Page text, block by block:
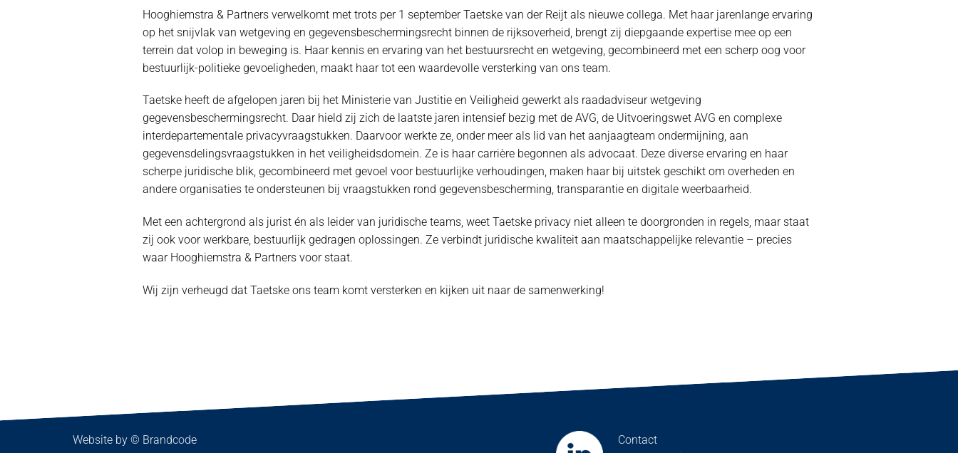
Hooghiemstra & Partners verwelkomt met trots per 1 september Taetske van der Reijt als nieuwe collega. Met haar jarenlange ervaring
op het snijvlak van wetgeving en gegevensbeschermingsrecht binnen de rijksoverheid, brengt zij diepgaande expertise mee op een
terrein dat volop in beweging is. Haar kennis en ervaring van het bestuursrecht en wetgeving, gecombineerd met een scherp oog voor
bestuurlijk-politieke gevoeligheden, maakt haar tot een waardevolle versterking van ons team.
Taetske heeft de afgelopen jaren bij het Ministerie van Justitie en Veiligheid gewerkt als raadadviseur wetgeving
gegevensbeschermingsrecht. Daar hield zij zich de laatste jaren intensief bezig met de AVG, de Uitvoeringswet AVG en complexe
interdepartementale privacyvraagstukken. Daarvoor werkte ze, onder meer als lid van het aanjaagteam ondermijning, aan
gegevensdelingsvraagstukken in het veiligheidsdomein. Ze is haar carrière begonnen als advocaat. Deze diverse ervaring en haar
scherpe juridische blik, gecombineerd met gevoel voor bestuurlijke verhoudingen, maken haar bij uitstek geschikt om overheden en
andere organisaties te ondersteunen bij vraagstukken rond gegevensbescherming, transparantie en digitale weerbaarheid.
Met een achtergrond als jurist én als leider van juridische teams, weet Taetske privacy niet alleen te doorgronden in regels, maar staat
zij ook voor werkbare, bestuurlijk gedragen oplossingen. Ze verbindt juridische kwaliteit aan maatschappelijke relevantie – precies
waar Hooghiemstra & Partners voor staat.
Wij zijn verheugd dat Taetske ons team komt versterken en kijken uit naar de samenwerking!
Website by © Brandcode
Contact